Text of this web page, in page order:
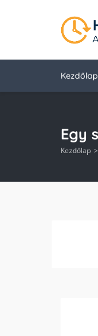
Kezdőlap
Egy
Kezdőlap